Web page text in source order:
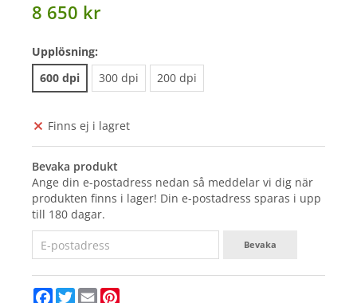
8 650 kr
Upplösning:
600 dpi
300 dpi 200 dpi
Finns ej i lagret
Bevaka produkt
Ange din e-postadress nedan så meddelar vi dig när
produkten finns i lager! Din e-postadress sparas i upp
till 180 dagar.
Bevaka
Facebook
Twitter
Email